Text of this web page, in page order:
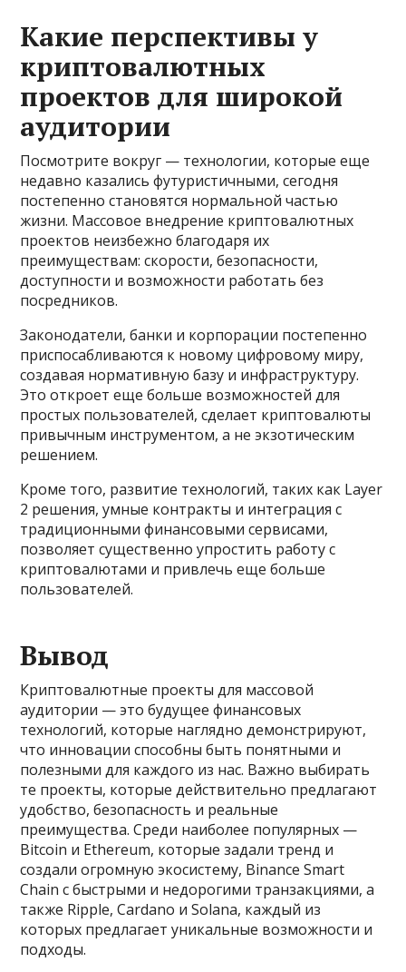
Какие перспективы у
криптовалютных
проектов для широкой
аудитории
Посмотрите вокруг — технологии, которые еще
недавно казались футуристичными, сегодня
постепенно становятся нормальной частью
жизни. Массовое внедрение криптовалютных
проектов неизбежно благодаря их
преимуществам: скорости, безопасности,
доступности и возможности работать без
посредников.
Законодатели, банки и корпорации постепенно
приспосабливаются к новому цифровому миру,
создавая нормативную базу и инфраструктуру.
Это откроет еще больше возможностей для
простых пользователей, сделает криптовалюты
привычным инструментом, а не экзотическим
решением.
Кроме того, развитие технологий, таких как Layer
2 решения, умные контракты и интеграция с
традиционными финансовыми сервисами,
позволяет существенно упростить работу с
криптовалютами и привлечь еще больше
пользователей.
Вывод
Криптовалютные проекты для массовой
аудитории — это будущее финансовых
технологий, которые наглядно демонстрируют,
что инновации способны быть понятными и
полезными для каждого из нас. Важно выбирать
те проекты, которые действительно предлагают
удобство, безопасность и реальные
преимущества. Среди наиболее популярных —
Bitcoin и Ethereum, которые задали тренд и
создали огромную экосистему, Binance Smart
Chain с быстрыми и недорогими транзакциями, а
также Ripple, Cardano и Solana, каждый из
которых предлагает уникальные возможности и
подходы.